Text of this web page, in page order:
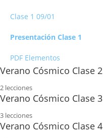
Clase 1 09/01
Presentación Clase 1
PDF Elementos
Verano Cósmico Clase 2
clase 2 16/01
Presentación Clase 2
2 lecciones
Verano Cósmico Clase 3
Clase 3 23/01
3 lecciones
Verano Cósmico Clase 4